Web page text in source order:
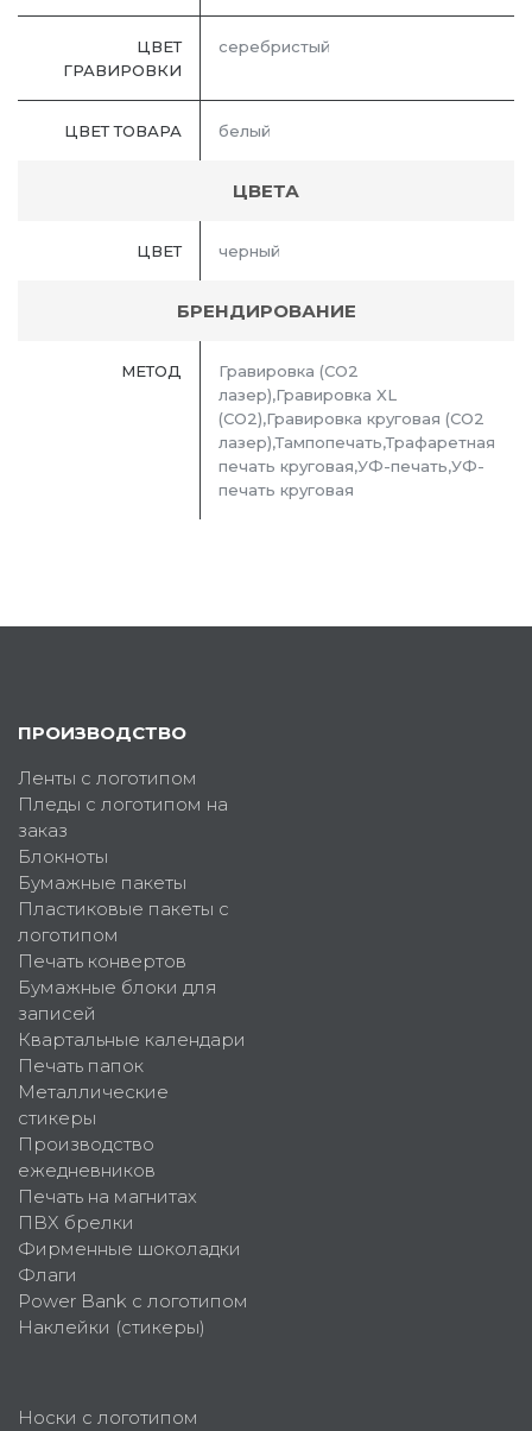
ЦВЕТ
ГРАВИРОВКИ
серебристый
ЦВЕТ ТОВАРА белый
ЦВЕТА
ЦВЕТ черный
БРЕНДИРОВАНИЕ
МЕТОД
Гравировка (CO2
лазер),Гравировка XL
(СО2),Гравировка круговая (CO2
лазер),Тампопечать,Трафаретная
печать круговая,УФ-печать,УФ-
печать круговая
ПРОИЗВОДСТВО
Ленты с логотипом
Пледы с логотипом на
заказ
Блокноты
Бумажные пакеты
Пластиковые пакеты с
логотипом
Печать конвертов
Бумажные блоки для
записей
Квартальные календари
Печать папок
Металлические
стикеры
Производство
ежедневников
Печать на магнитах
ПВХ брелки
Фирменные шоколадки
Флаги
Power Bank с логотипом
Наклейки (стикеры)
Носки с логотипом